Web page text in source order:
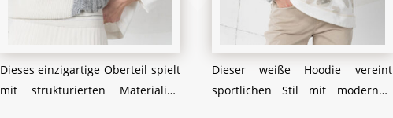
besondere Anlässe eignet.
Dieses einzigartige Oberteil spielt
mit strukturierten Materialien
Dieser weiße Hoodie vereint
sportlichen Stil mit modernen